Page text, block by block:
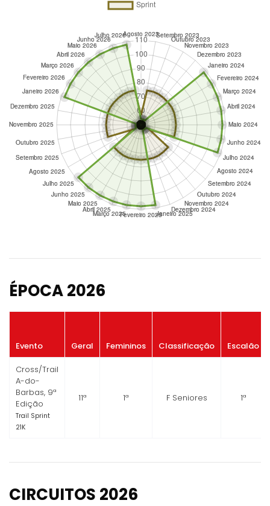
ÉPOCA 2026
Evento Geral Femininos Classificação Escalão
Cross/Trail
A-do-
Barbas, 9ª
Edição
Trail Sprint
21K
11ª 1ª F Seniores 1ª
CIRCUITOS 2026